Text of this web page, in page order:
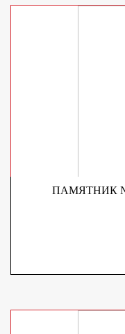
ПАМЯТНИК